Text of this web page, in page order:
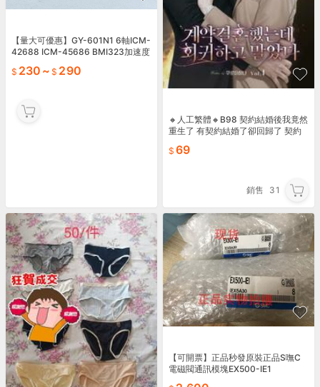
【量大可優惠】GY-601N1 6軸ICM-
42688 ICM-45686 BMI323加速度
230 ~ 290
🔸人工繁體🔸B98 契約結婚後我竟然
重生了 有契約結婚了卻回歸了 契約
69
銷售 31
【可開票】正品秒發原裝正品S嘸C
電磁閥通訊模塊EX500-IE1